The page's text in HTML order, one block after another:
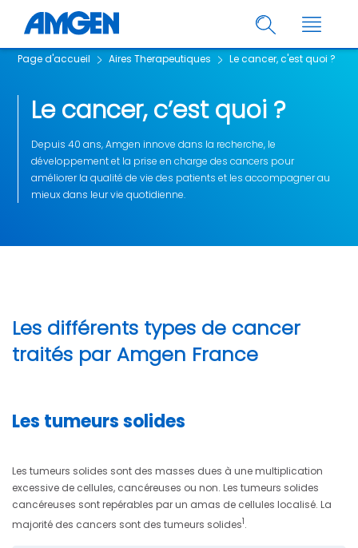
Page d'accueil Aires Therapeutiques Le cancer, c'est quoi ?
Le cancer, c’est quoi ?
Depuis 40 ans, Amgen innove dans la recherche, le
développement et la prise en charge des cancers pour
améliorer la qualité de vie des patients et les accompagner au
mieux dans leur vie quotidienne.
Les différents types de cancer
traités par Amgen France
Les tumeurs solides
Les tumeurs solides sont des masses dues à une multiplication
excessive de cellules, cancéreuses ou non. Les tumeurs solides
cancéreuses sont repérables par un amas de cellules localisé. La
majorité des cancers sont des tumeurs solides1.